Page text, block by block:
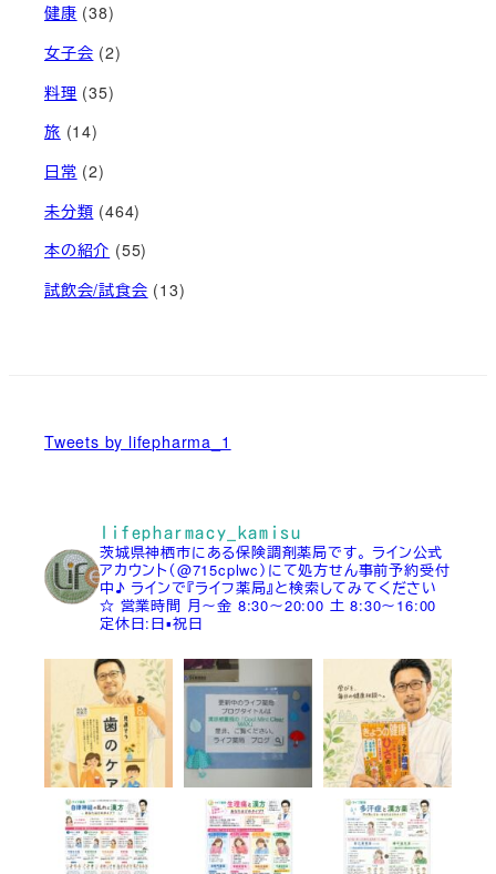
健康 (38)
女子会 (2)
料理 (35)
旅 (14)
日常 (2)
未分類 (464)
本の紹介 (55)
試飲会/試食会 (13)
Tweets by lifepharma_1
lifepharmacy_kamisu
茨城県神栖市にある保険調剤薬局です。 ライン公式
アカウント（@715cplwc）にて処方せん事前予約受付
中♪ ラインで『ライフ薬局』と検索してみてください
☆ 営業時間 月～金 8:30～20:00 土 8:30～16:00
定休日:日▪祝日